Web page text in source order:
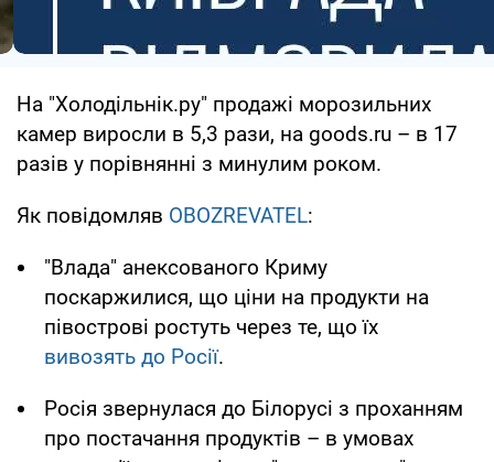
На "Холодільнік.ру" продажі морозильних
камер виросли в 5,3 рази, на goods.ru – в 17
разів у порівнянні з минулим роком.
Як повідомляв OBOZREVATEL:
"Влада" анексованого Криму
поскаржилися, що ціни на продукти на
півострові ростуть через те, що їх
вивозять до Росії.
Росія звернулася до Білорусі з проханням
про постачання продуктів – в умовах